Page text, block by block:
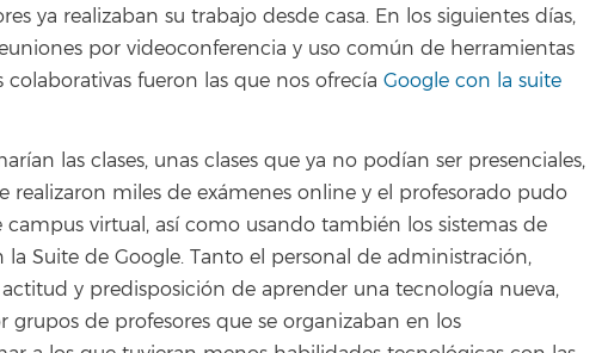
ya realizaban su trabajo desde casa. En los siguientes días,
por videoconferencia y uso común de herramientas
colaborativas fueron las que nos ofrecía Google con la suite
las clases, unas clases que ya no podían ser presenciales,
realizaron miles de exámenes online y el profesorado pudo
virtual, así como usando también los sistemas de
Suite de Google. Tanto el personal de administración,
y predisposición de aprender una tecnología nueva,
grupos de profesores que se organizaban en los